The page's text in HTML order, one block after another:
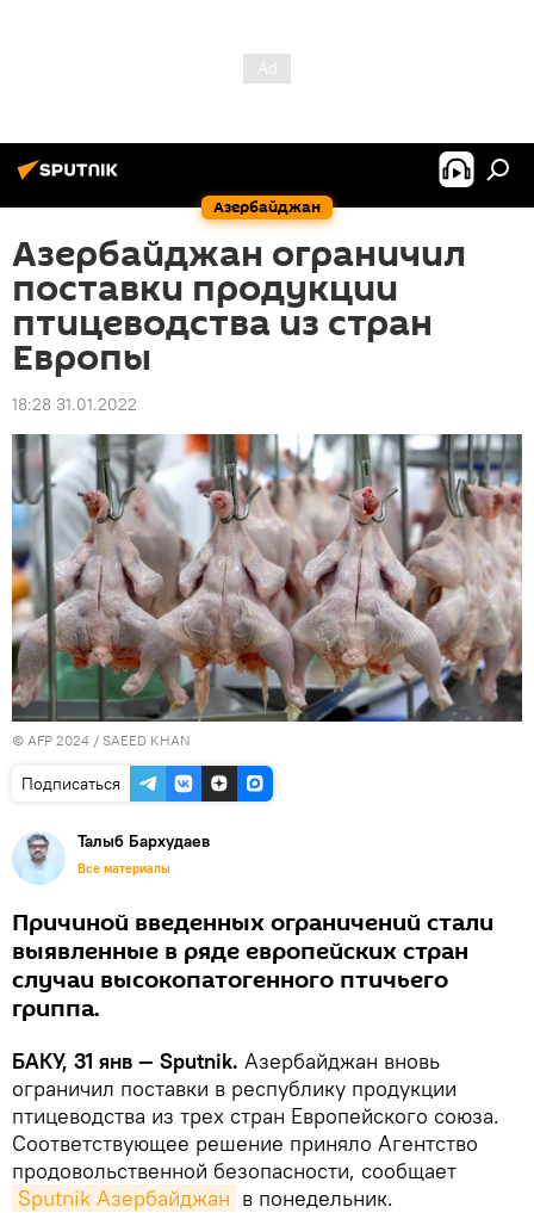
Азербайджан
Азербайджан ограничил
поставки продукции
птицеводства из стран
Европы
18:28 31.01.2022
© AFP 2024 / SAEED KHAN
Подписаться
Талыб Бархудаев
Все материалы
Причиной введенных ограничений стали
выявленные в ряде европейских стран
случаи высокопатогенного птичьего
гриппа.
БАКУ, 31 янв — Sputnik. Азербайджан вновь
ограничил поставки в республику продукции
птицеводства из трех стран Европейского союза.
Соответствующее решение приняло Агентство
продовольственной безопасности, сообщает
Sputnik Азербайджан в понедельник.